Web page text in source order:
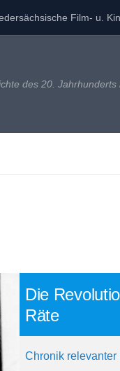
Film- u.
des 20. Jahrhunderts
Die
Räte
Chronik